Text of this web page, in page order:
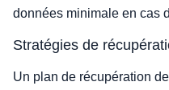
données minimale en cas
Stratégies de
Un plan de récupération